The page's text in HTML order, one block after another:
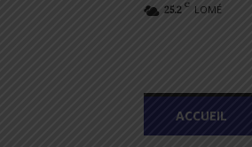
25.2 C LOMÉ
L
M
ACCUEIL